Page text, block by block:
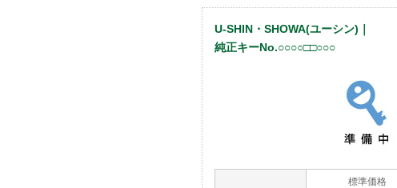
U-SHIN・SHOWA(ユーシン)｜
純正キーNo.○○○○□□○○○
標準価格